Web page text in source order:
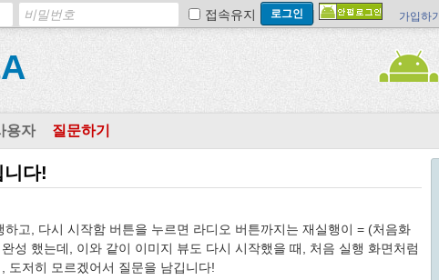
접속유지 가입하기
용자 질문하기
니다!
하고, 다시 시작함 버튼을 누르면 라디오 버튼까지는 재실행이 = (처음화
성 했는데, 이와 같이 이미지 뷰도 다시 시작했을 때, 처음 실행 화면처럼
도저히 모르겠어서 질문을 남깁니다!